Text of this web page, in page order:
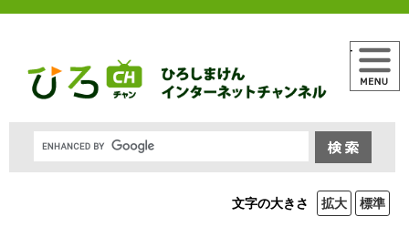
文字の大きさ 拡大 標準
メニュー